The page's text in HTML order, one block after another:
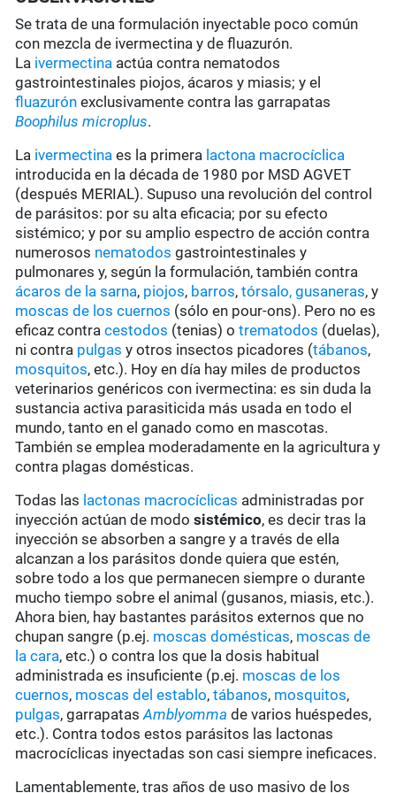
Se trata de una formulación inyectable poco común
con mezcla de ivermectina y de fluazurón.
La ivermectina actúa contra nematodos
gastrointestinales piojos, ácaros y miasis; y el
fluazurón exclusivamente contra las garrapatas
Boophilus microplus.
La ivermectina es la primera lactona macrocíclica
introducida en la década de 1980 por MSD AGVET
(después MERIAL). Supuso una revolución del control
de parásitos: por su alta eficacia; por su efecto
sistémico; y por su amplio espectro de acción contra
numerosos nematodos gastrointestinales y
pulmonares y, según la formulación, también contra
ácaros de la sarna, piojos, barros,tórsalo,gusaneras, y
moscas de los cuernos (sólo en pour-ons). Pero no es
eficaz contracestodos (tenias) otrematodos (duelas),
ni contra pulgas y otros insectos picadores (tábanos,
mosquitos, etc.). Hoy en día hay miles de productos
veterinarios genéricos con ivermectina: es sin duda la
sustancia activa parasiticida más usada en todo el
mundo, tanto en el ganado como en mascotas.
También se emplea moderadamente en la agricultura y
contra plagas domésticas.
Todas las lactonas macrocíclicas administradas por
inyección actúan de modosistémico, es decir tras la
inyección se absorben a sangre y a través de ella
alcanzan a los parásitos donde quiera que estén,
sobre todo a los que permanecen siempre o durante
mucho tiempo sobre el animal (gusanos, miasis, etc.).
Ahora bien, hay bastantes parásitos externos que no
chupan sangre (p.ej. moscas domésticas, moscas de
la cara, etc.) o contra los que la dosis habitual
administrada es insuficiente (p.ej. moscas de los
cuernos, moscas del establo,tábanos, mosquitos,
pulgas, garrapatasAmblyomma de varios huéspedes,
etc.). Contra todos estos parásitos las lactonas
macrocíclicas inyectadas son casi siempre ineficaces.
Lamentablemente, tras años de uso masivo de los